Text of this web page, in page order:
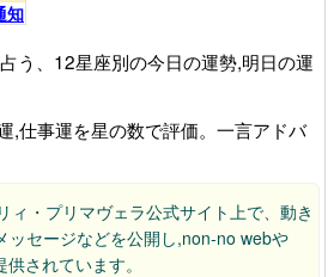
知
う、12星座別の今日の運勢,明日の運
,仕事運を星の数で評価。一言アドバ
ィ・プリマヴェラ公式サイト上で、動き
ッセージなどを公開し,non-no webや
されています。